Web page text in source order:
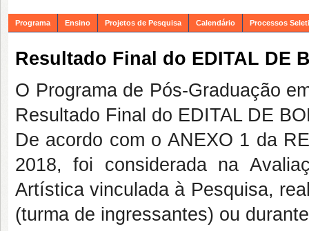
Programa Ensino Projetos de Pesquisa Calendário Processos
Resultado Final do EDITAL DE
O Programa de Pós-Graduação
Resultado Final do EDITAL DE
De acordo com o ANEXO 1 da
2018, foi considerada na
Artística vinculada à Pesquisa,
(turma de ingressantes) ou